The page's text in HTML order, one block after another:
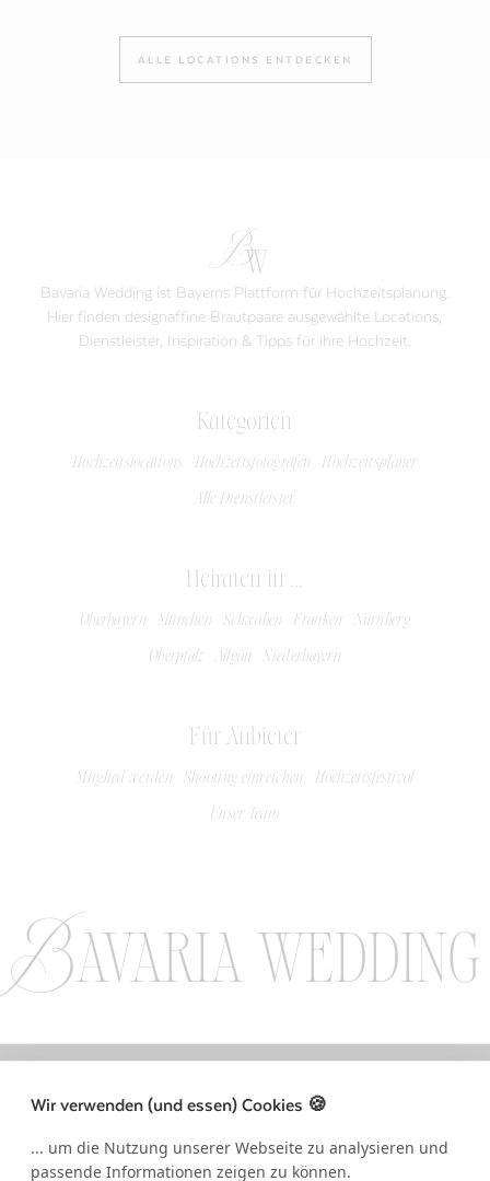
Wir verwenden (und essen) Cookies 🍪
... um die Nutzung unserer Webseite zu analysieren und
passende Informationen zeigen zu können.
ALLE LOCATIONS ENTDECKEN
Bavaria Wedding ist Bayerns Plattform für Hochzeitsplanung.
Hier finden designaffine Brautpaare ausgewählte Locations,
Dienstleister, Inspiration & Tipps für ihre Hochzeit.
Kategorien
Hochzeitslocations Hochzeitsfotografen Hochzeitsplaner
Alle Dienstleister
Heiraten in ...
Oberbayern München Schwaben Franken Nürnberg
Oberpfalz Allgäu Niederbayern
Für Anbieter
Mitglied werden Shooting einreichen Hochzeitsfestival
Unser Team
Bavaria wedding